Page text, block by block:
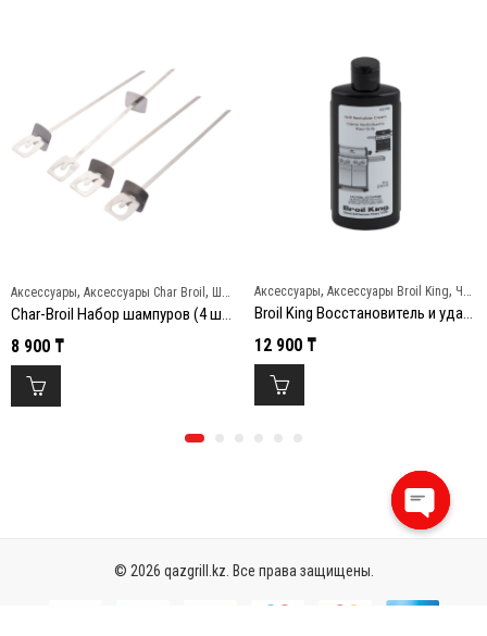
Аксессуары, Аксессуары Char Broil , Шампуры и вертелы
Char-Broil Набор шампуров (4 шт) Grill+
8 900 ₸
Аксессуары, Аксессуары Broil King, Чистка и уход
Broil King Восстановитель и удалитель ржавчины
12 900 ₸
© 2026 qazgrill.kz. Все права защищены.
Open